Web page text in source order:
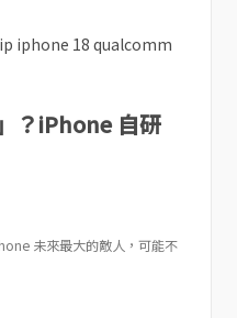
？iPhone 自研
未來最大的敵人，可能不